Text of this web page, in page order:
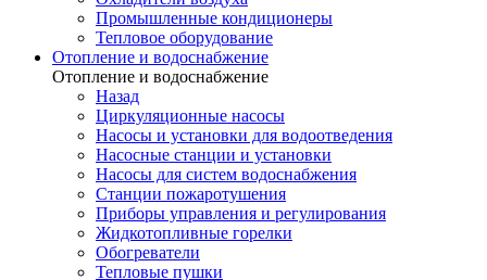
Промышленные кондиционеры
Тепловое оборудование
Отопление и водоснабжение
Отопление и водоснабжение
Назад
Циркуляционные насосы
Насосы и установки для водоотведения
Насосные станции и установки
Насосы для систем водоснабжения
Станции пожаротушения
Приборы управления и регулирования
Жидкотопливные горелки
Обогреватели
Тепловые пушки